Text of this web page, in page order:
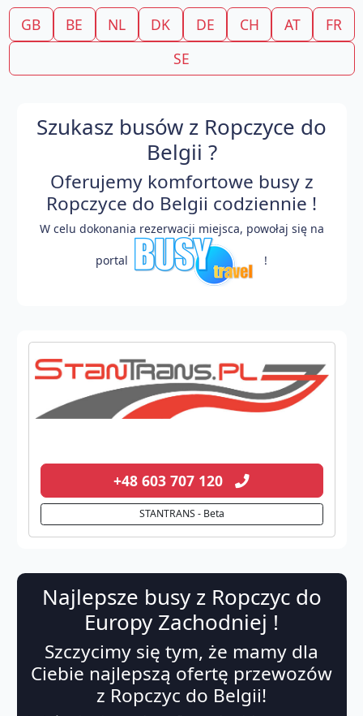
GB BE NL DK DE CH AT
FR
SE
Szukasz busów z Ropczyce do
Belgii ?
Oferujemy komfortowe busy z
Ropczyce do Belgii codziennie !
W celu dokonania rezerwacji miejsca, powołaj się na
portal !
+48 603 707 120
STANTRANS - Beta
Najlepsze busy z Ropczyc do
Europy Zachodniej !
Szczycimy się tym, że mamy dla
Ciebie najlepszą ofertę przewozów
z Ropczyc do Belgii!